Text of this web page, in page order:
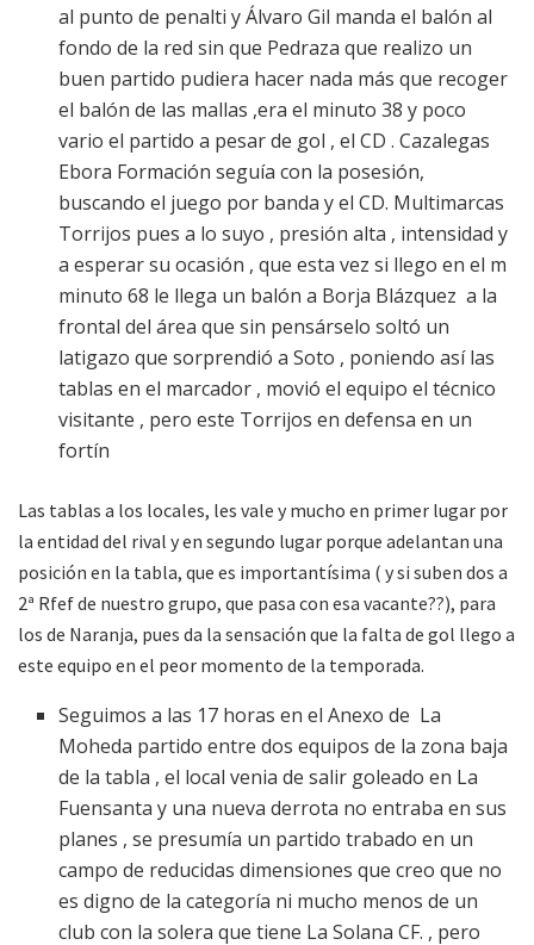
al punto de penalti y Álvaro Gil manda el balón al
fondo de la red sin que Pedraza que realizo un
buen partido pudiera hacer nada más que recoger
el balón de las mallas ,era el minuto 38 y poco
vario el partido a pesar de gol , el CD . Cazalegas
Ebora Formación seguía con la posesión,
buscando el juego por banda y el CD. Multimarcas
Torrijos pues a lo suyo , presión alta , intensidad y
a esperar su ocasión , que esta vez si llego en el m
minuto 68 le llega un balón a Borja Blázquez a la
frontal del área que sin pensárselo soltó un
latigazo que sorprendió a Soto , poniendo así las
tablas en el marcador , movió el equipo el técnico
visitante , pero este Torrijos en defensa en un
fortín
Las tablas a los locales, les vale y mucho en primer lugar por
la entidad del rival y en segundo lugar porque adelantan una
posición en la tabla, que es importantísima ( y si suben dos a
2ª Rfef de nuestro grupo, que pasa con esa vacante??), para
los de Naranja, pues da la sensación que la falta de gol llego a
este equipo en el peor momento de la temporada.
Seguimos a las 17 horas en el Anexo de La
Moheda partido entre dos equipos de la zona baja
de la tabla , el local venia de salir goleado en La
Fuensanta y una nueva derrota no entraba en sus
planes , se presumía un partido trabado en un
campo de reducidas dimensiones que creo que no
es digno de la categoría ni mucho menos de un
club con la solera que tiene La Solana CF. , pero